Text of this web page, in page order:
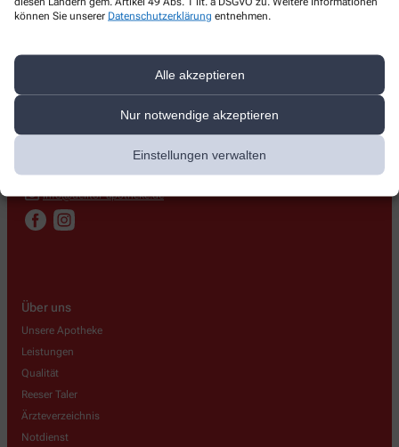
können Sie unserer Datenschutzerklärung entnehmen.
Alle akzeptieren
Nur notwendige akzeptieren
Einstellungen verwalten
Kontakt
Dellstr. 9,46459 Rees
+49-2851/9 23 50
+49-1603293617
info@delltor-apotheke.de
Über uns
Unsere Apotheke
Leistungen
Qualität
Reeser Taler
Ärzteverzeichnis
Notdienst